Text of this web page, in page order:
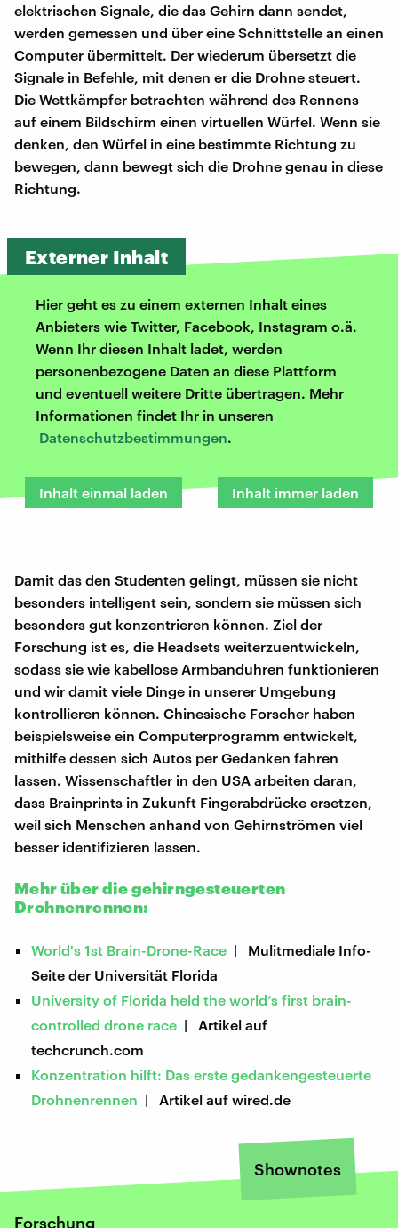
elektrischen Signale, die das Gehirn dann sendet,
werden gemessen und über eine Schnittstelle an einen
Computer übermittelt. Der wiederum übersetzt die
Signale in Befehle, mit denen er die Drohne steuert.
Die Wettkämpfer betrachten während des Rennens
auf einem Bildschirm einen virtuellen Würfel. Wenn sie
denken, den Würfel in eine bestimmte Richtung zu
bewegen, dann bewegt sich die Drohne genau in diese
Richtung.
Externer Inhalt
Hier geht es zu einem externen Inhalt eines
Anbieters wie Twitter, Facebook, Instagram o.ä.
Wenn Ihr diesen Inhalt ladet, werden
personenbezogene Daten an diese Plattform
und eventuell weitere Dritte übertragen. Mehr
Informationen findet Ihr in unseren
Datenschutzbestimmungen.
Inhalt einmal laden Inhalt immer laden
Damit das den Studenten gelingt, müssen sie nicht
besonders intelligent sein, sondern sie müssen sich
besonders gut konzentrieren können. Ziel der
Forschung ist es, die Headsets weiterzuentwickeln,
sodass sie wie kabellose Armbanduhren funktionieren
und wir damit viele Dinge in unserer Umgebung
kontrollieren können. Chinesische Forscher haben
beispielsweise ein Computerprogramm entwickelt,
mithilfe dessen sich Autos per Gedanken fahren
lassen. Wissenschaftler in den USA arbeiten daran,
dass Brainprints in Zukunft Fingerabdrücke ersetzen,
weil sich Menschen anhand von Gehirnströmen viel
besser identifizieren lassen.
Mehr über die gehirngesteuerten
Drohnenrennen:
World's 1st Brain-Drone-Race | Mulitmediale Info-
Seite der Universität Florida
University of Florida held the world’s first brain-
controlled drone race | Artikel auf
techcrunch.com
Konzentration hilft: Das erste gedankengesteuerte
Drohnenrennen | Artikel auf wired.de
Shownotes
Forschung